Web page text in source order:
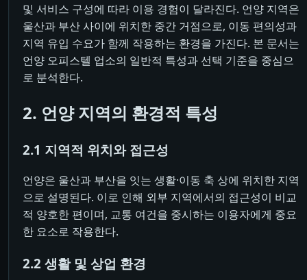
및 서비스 구성에 따라 이용 경험이 달라진다. 언양 지역은
울산과 부산 사이에 위치한 중간 거점으로, 이동 편의성과
지역 유입 수요가 함께 작용하는 환경을 가진다. 본 문서는
언양 오피스텔 업소의 일반적 특성과 선택 기준을 중심으
로 분석한다.
2. 언양 지역의 환경적 특성
2.1 지역적 위치와 접근성
언양은 울산과 부산을 잇는 생활·이동 축 상에 위치한 지역
으로 설명된다. 이로 인해 외부 지역에서의 접근성이 비교
적 양호한 편이며, 교통 여건을 중시하는 이용자에게 중요
한 요소로 작용한다.
2.2 생활 및 상업 환경